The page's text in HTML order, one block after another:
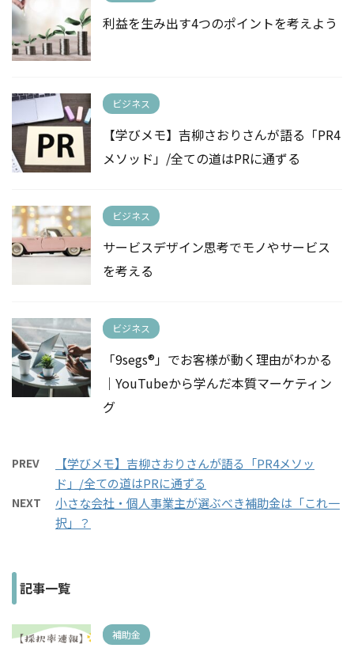
利益を生み出す4つのポイントを考えよう
ビジネス
【学びメモ】吉柳さおりさんが語る「PR4
メソッド」/全ての道はPRに通ずる
ビジネス
サービスデザイン思考でモノやサービス
を考える
ビジネス
「9segs®」でお客様が動く理由がわかる
｜YouTubeから学んだ本質マーケティン
グ
PREV
【学びメモ】吉柳さおりさんが語る「PR4メソッ
ド」/全ての道はPRに通ずる
NEXT
小さな会社・個人事業主が選ぶべき補助金は「これ一
択」？
記事一覧
補助金